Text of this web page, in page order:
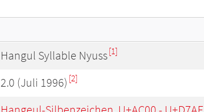
Hangul Syllable Nyuss[1]
2.0 (Juli 1996) [2]